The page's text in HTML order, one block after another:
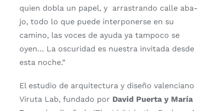
quien dobla un papel, y arras­tran­do calle aba­
jo, todo lo que pue­de inter­po­ner­se en su
camino, las voces de ayu­da ya tam­po­co se
oyen… La oscu­ri­dad es nues­tra invi­ta­da des­de
esta noche.”
El estu­dio de arqui­tec­tu­ra y dise­ño valen­ciano
Viru­ta Lab, fun­da­do por David Puer­ta y María